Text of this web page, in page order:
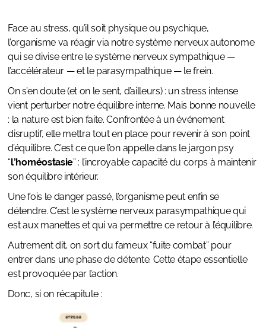
Face au stress, qu’il soit physique ou psychique,
l’organisme va réagir via notre système nerveux autonome
qui se divise entre le système nerveux sympathique —
l’accélérateur — et le parasympathique — le frein.
On s’en doute (et on le sent, d’ailleurs) : un stress intense
vient perturber notre équilibre interne. Mais bonne nouvelle
: la nature est bien faite. Confrontée à un événement
disruptif, elle mettra tout en place pour revenir à son point
d’équilibre. C’est ce que l’on appelle dans le jargon psy
“l’homéostasie” : l’incroyable capacité du corps à maintenir
son équilibre intérieur.
Une fois le danger passé, l’organisme peut enfin se
détendre. C’est le système nerveux parasympathique qui
est aux manettes et qui va permettre ce retour à l’équilibre.
Autrement dit, on sort du fameux “fuite combat” pour
entrer dans une phase de détente. Cette étape essentielle
est provoquée par l’action.
Donc, si on récapitule :